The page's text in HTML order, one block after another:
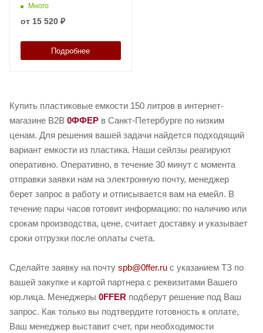
Много
от 15 520 ₽
Подробнее
Купить пластиковые емкости 150 литров в интернет-
магазине B2B 0ФФЕР в Санкт-Петербурге по низким
ценам. Для решения вашей задачи найдется подходящий
вариант емкости из пластика. Наши сейлзы реагируют
оперативно. Оперативно, в течение 30 минут с момента
отправки заявки нам на электронную почту, менеджер
берет запрос в работу и отписывается вам на емейл. В
течение пары часов готовит информацию: по наличию или
срокам производства, цене, считает доставку и указывает
сроки отгрузки после оплаты счета.
Сделайте заявку на почту spb@0ffer.ru с указанием ТЗ по
вашей закупке и картой партнера с реквизитами Вашего
юр.лица. Менеджеры 0FFER подберут решение под Ваш
запрос. Как только вы подтвердите готовность к оплате,
Ваш менеджер выставит счет, при необходимости